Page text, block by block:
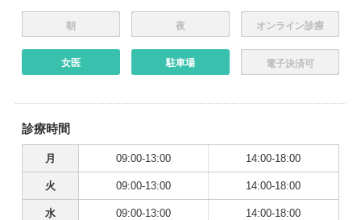
朝 夜 オンライン診療
女医 駐車場 電子決済可
診療時間
月 09:00-13:00 14:00-18:00
火 09:00-13:00 14:00-18:00
水 09:00-13:00 14:00-18:00